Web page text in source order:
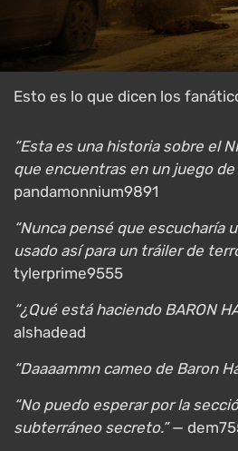
Esto es lo que dicen los
“Esta es una historia sobre el
que encuentras en un juego de
pandamonnium9891
“Nunca pensé que escucharía
usado así para un tráiler de
tylerprime9555
“¿Qué está haciendo BARON
alshadead
“Daaaammn cameo de Baron
“No puedo esperar por la
subterráneo secreto.”—